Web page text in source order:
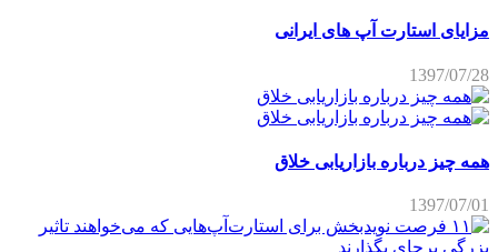
مزایای استارت آپ های ایرانی
1397/07/28
همه چیز درباره بازاریابی خلاق
1397/07/01